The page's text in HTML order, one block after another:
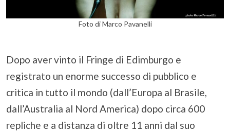
Foto di Marco Pavanelli
Dopo aver vinto il Fringe di Edimburgo e
registrato un enorme successo di pubblico e
critica in tutto il mondo (dall’Europa al Brasile,
dall’Australia al Nord America) dopo circa 600
repliche e a distanza di oltre 11 anni dal suo